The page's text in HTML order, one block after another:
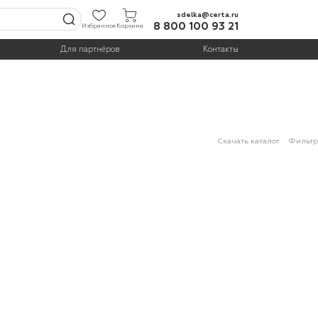
ИзбранноеКорзина
sdelka@certa.ru
8 800 100 93 21
Для партнёров Контакты
Скачать каталог Фильтр